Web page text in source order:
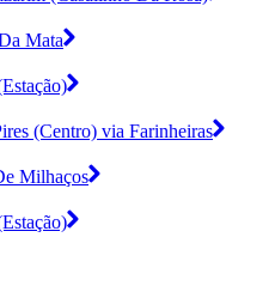
Mata
(Centro) via Farinheiras
Milhaços